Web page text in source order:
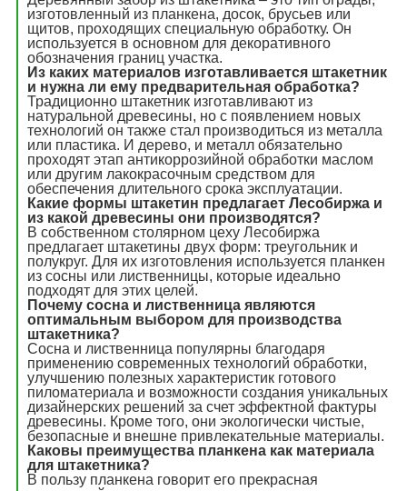
изготовленный из планкена, досок, брусьев или
щитов, проходящих специальную обработку. Он
используется в основном для декоративного
обозначения границ участка.
Из каких материалов изготавливается штакетник
и нужна ли ему предварительная обработка?
Традиционно штакетник изготавливают из
натуральной древесины, но с появлением новых
технологий он также стал производиться из металла
или пластика. И дерево, и металл обязательно
проходят этап антикоррозийной обработки маслом
или другим лакокрасочным средством для
обеспечения длительного срока эксплуатации.
Какие формы штакетин предлагает Лесобиржа и
из какой древесины они производятся?
В собственном столярном цеху Лесобиржа
предлагает штакетины двух форм: треугольник и
полукруг. Для их изготовления используется планкен
из сосны или лиственницы, которые идеально
подходят для этих целей.
Почему сосна и лиственница являются
оптимальным выбором для производства
штакетника?
Сосна и лиственница популярны благодаря
применению современных технологий обработки,
улучшению полезных характеристик готового
пиломатериала и возможности создания уникальных
дизайнерских решений за счет эффектной фактуры
древесины. Кроме того, они экологически чистые,
безопасные и внешне привлекательные материалы.
Каковы преимущества планкена как материала
для штакетника?
В пользу планкена говорит его прекрасная